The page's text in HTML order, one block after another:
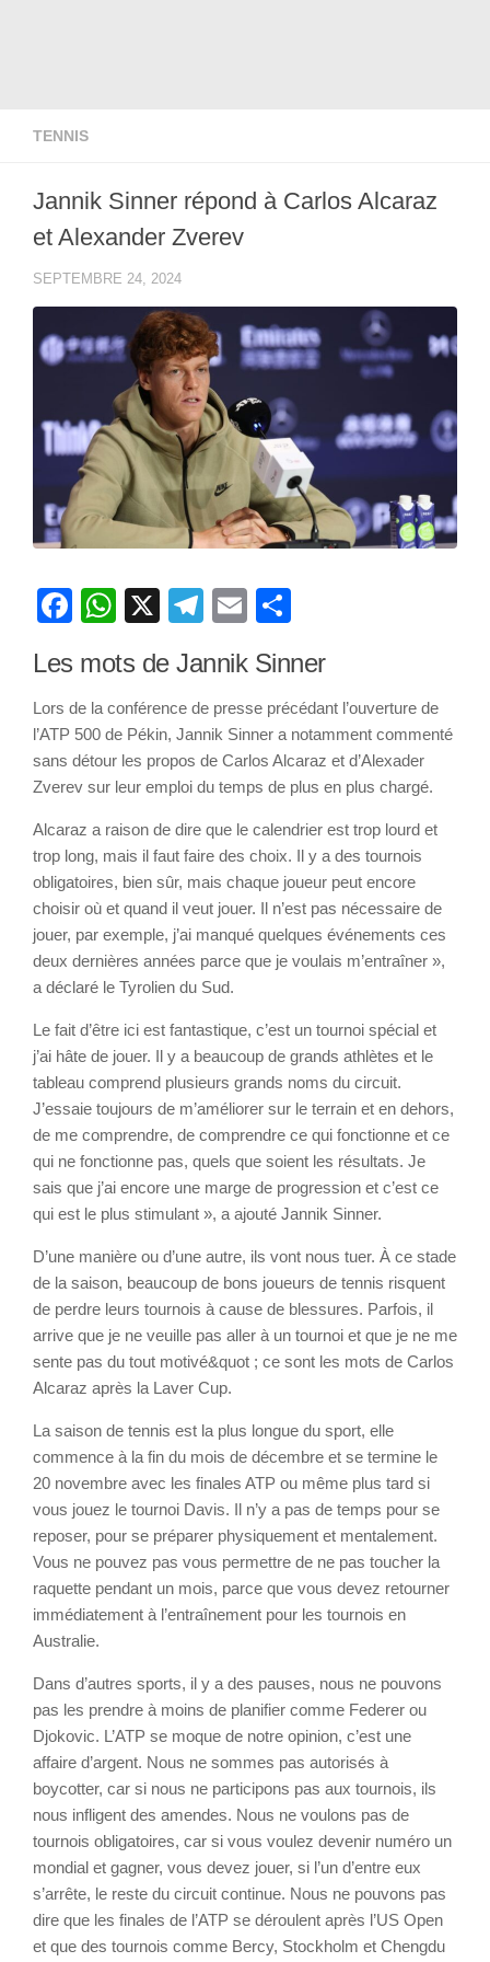
TENNIS
Jannik Sinner répond à Carlos Alcaraz
et Alexander Zverev
SEPTEMBRE 24, 2024
Facebook
WhatsApp
X Telegram
Email
Les mots de Jannik Sinner
Lors de la conférence de presse précédant l’ouverture de
l’ATP 500 de Pékin, Jannik Sinner a notamment commenté
sans détour les propos de Carlos Alcaraz et d’Alexader
Zverev sur leur emploi du temps de plus en plus chargé.
Alcaraz a raison de dire que le calendrier est trop lourd et
trop long, mais il faut faire des choix. Il y a des tournois
obligatoires, bien sûr, mais chaque joueur peut encore
choisir où et quand il veut jouer. Il n’est pas nécessaire de
jouer, par exemple, j’ai manqué quelques événements ces
deux dernières années parce que je voulais m’entraîner »,
a déclaré le Tyrolien du Sud.
Le fait d’être ici est fantastique, c’est un tournoi spécial et
j’ai hâte de jouer. Il y a beaucoup de grands athlètes et le
tableau comprend plusieurs grands noms du circuit.
J’essaie toujours de m’améliorer sur le terrain et en dehors,
de me comprendre, de comprendre ce qui fonctionne et ce
qui ne fonctionne pas, quels que soient les résultats. Je
sais que j’ai encore une marge de progression et c’est ce
qui est le plus stimulant », a ajouté Jannik Sinner.
D’une manière ou d’une autre, ils vont nous tuer. À ce stade
de la saison, beaucoup de bons joueurs de tennis risquent
de perdre leurs tournois à cause de blessures. Parfois, il
arrive que je ne veuille pas aller à un tournoi et que je ne me
sente pas du tout motivé&quot ; ce sont les mots de Carlos
Alcaraz après la Laver Cup.
La saison de tennis est la plus longue du sport, elle
commence à la fin du mois de décembre et se termine le
20 novembre avec les finales ATP ou même plus tard si
vous jouez le tournoi Davis. Il n’y a pas de temps pour se
reposer, pour se préparer physiquement et mentalement.
Vous ne pouvez pas vous permettre de ne pas toucher la
raquette pendant un mois, parce que vous devez retourner
immédiatement à l’entraînement pour les tournois en
Australie.
Dans d’autres sports, il y a des pauses, nous ne pouvons
pas les prendre à moins de planifier comme Federer ou
Djokovic. L’ATP se moque de notre opinion, c’est une
affaire d’argent. Nous ne sommes pas autorisés à
boycotter, car si nous ne participons pas aux tournois, ils
nous infligent des amendes. Nous ne voulons pas de
tournois obligatoires, car si vous voulez devenir numéro un
mondial et gagner, vous devez jouer, si l’un d’entre eux
s’arrête, le reste du circuit continue. Nous ne pouvons pas
dire que les finales de l’ATP se déroulent après l’US Open
et que des tournois comme Bercy, Stockholm et Chengdu